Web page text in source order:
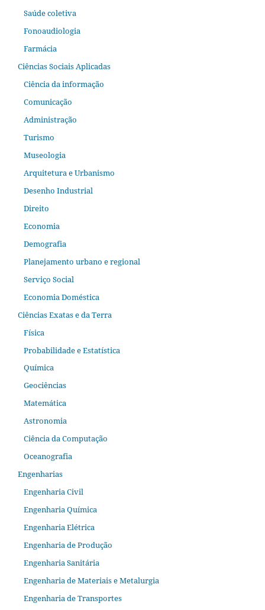
Saúde coletiva
Fonoaudiologia
Farmácia
Ciências Sociais Aplicadas
Ciência da informação
Comunicação
Administração
Turismo
Museologia
Arquitetura e Urbanismo
Desenho Industrial
Direito
Economia
Demografia
Planejamento urbano e regional
Serviço Social
Economia Doméstica
Ciências Exatas e da Terra
Física
Probabilidade e Estatística
Química
Geociências
Matemática
Astronomia
Ciência da Computação
Oceanografia
Engenharias
Engenharia Civil
Engenharia Química
Engenharia Elétrica
Engenharia de Produção
Engenharia Sanitária
Engenharia de Materiais e Metalurgia
Engenharia de Transportes